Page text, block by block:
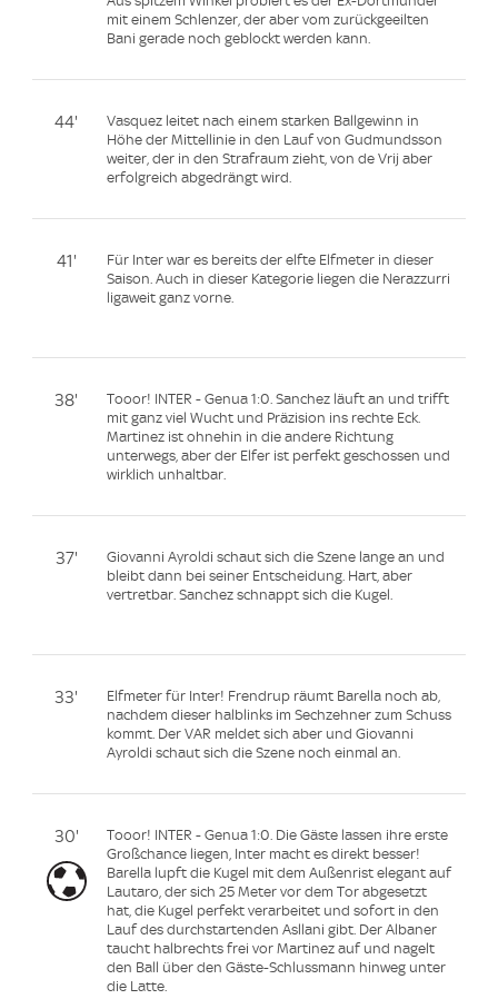
mit einem Schlenzer, der aber vom zurückgeeilten
Bani gerade noch geblockt werden kann.
44'
Vasquez leitet nach einem starken Ballgewinn in
Höhe der Mittellinie in den Lauf von Gudmundsson
weiter, der in den Strafraum zieht, von de Vrij aber
erfolgreich abgedrängt wird.
41'
Für Inter war es bereits der elfte Elfmeter in dieser
Saison. Auch in dieser Kategorie liegen die Nerazzurri
ligaweit ganz vorne.
38'
Tooor! INTER - Genua 1:0. Sanchez läuft an und trifft
mit ganz viel Wucht und Präzision ins rechte Eck.
Martinez ist ohnehin in die andere Richtung
unterwegs, aber der Elfer ist perfekt geschossen und
wirklich unhaltbar.
37'
Giovanni Ayroldi schaut sich die Szene lange an und
bleibt dann bei seiner Entscheidung. Hart, aber
vertretbar. Sanchez schnappt sich die Kugel.
33'
Elfmeter für Inter! Frendrup räumt Barella noch ab,
nachdem dieser halblinks im Sechzehner zum Schuss
kommt. Der VAR meldet sich aber und Giovanni
Ayroldi schaut sich die Szene noch einmal an.
30'
Tooor! INTER - Genua 1:0. Die Gäste lassen ihre erste
Großchance liegen, Inter macht es direkt besser!
Barella lupft die Kugel mit dem Außenrist elegant auf
Lautaro, der sich 25 Meter vor dem Tor abgesetzt
hat, die Kugel perfekt verarbeitet und sofort in den
Lauf des durchstartenden Asllani gibt. Der Albaner
taucht halbrechts frei vor Martinez auf und nagelt
den Ball über den Gäste-Schlussmann hinweg unter
die Latte.